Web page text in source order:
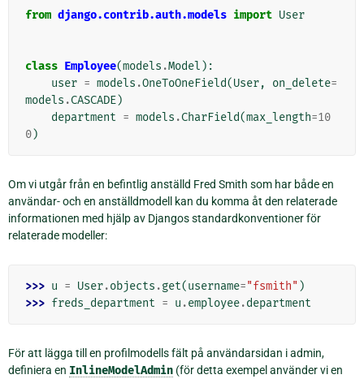
from django.contrib.auth.models import User
class Employee(models .Model ):
user = models .OneToOneField(User, on_delete=
models .CASCADE)
department = models .CharField(max_length=10
0)
Om vi utgår från en befintlig anställd Fred Smith som har både en
användar- och en anställdmodell kan du komma åt den relaterade
informationen med hjälp av Djangos standardkonventioner för
relaterade modeller:
>>> u = User.objects .get(username="fsmith" )
>>> freds_department = u .employee.department
För att lägga till en profilmodells fält på användarsidan i admin,
definiera en InlineModelAdmin (för detta exempel använder vi en